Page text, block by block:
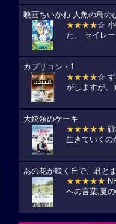
映画ちいかわ 人魚の島の
★★★★☆ 小
た。 セイレ
カプリコン・1
★★★★☆ ず
がしますが、
大統領のケーキ
★★★★★
生きていくの
あの花が咲く丘で、君と
★★★★★
への言葉,夏